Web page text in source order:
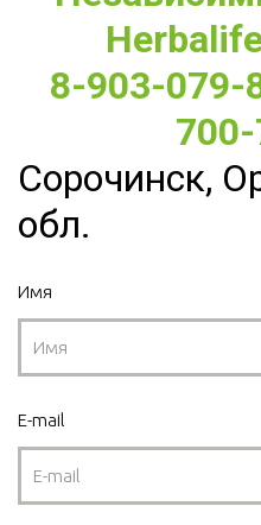
8-903-079-
Сорочинск,
обл.
Имя
E-mail